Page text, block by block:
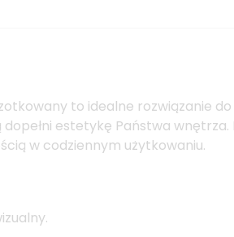
to idealne rozwiązanie
estetykę Państwa wnętrza.
w codziennym użytkowaniu.